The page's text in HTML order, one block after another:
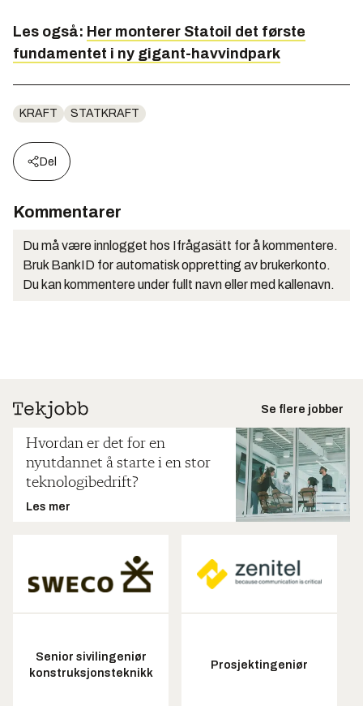
Les også: Her monterer Statoil det første
fundamentet i ny gigant-havvindpark
KRAFT STATKRAFT
Del
Kommentarer
Du må være innlogget hos Ifrågasätt for å kommentere.
Bruk BankID for automatisk oppretting av brukerkonto.
Du kan kommentere under fullt navn eller med kallenavn.
Se flere jobber
Hvordan er det for en
nyutdannet å starte i en stor
teknologibedrift?
Les mer
Senior sivilingeniør
konstruksjonsteknikk
Prosjektingeniør